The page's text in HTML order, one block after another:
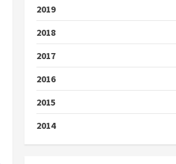
2019
2018
2017
2016
2015
2014